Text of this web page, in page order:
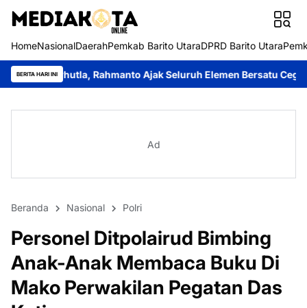
HomeNasionalDaerahPemkab Barito UtaraDPRD Barito Utara
BERITA HARI INIAjak Seluruh Elemen Bersatu Cegah Bencana
Ad
Beranda Nasional Polri
Personel Ditpolairud Bimbing
Anak-Anak Membaca Buku Di
Mako Perwakilan Pegatan Das